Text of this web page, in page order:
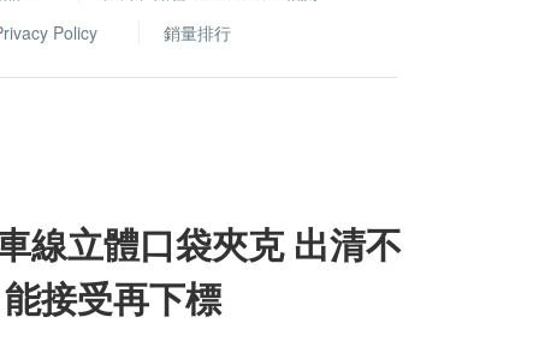
Policy
銷量排行
線立體口袋夾克 出清不
接受再下標